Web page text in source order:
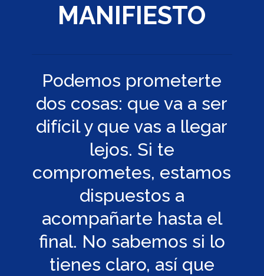
MANIFIESTO
Podemos prometerte
dos cosas: que va a ser
difícil y que vas a llegar
lejos. Si te
comprometes, estamos
dispuestos a
acompañarte hasta el
final. No sabemos si lo
tienes claro, así que